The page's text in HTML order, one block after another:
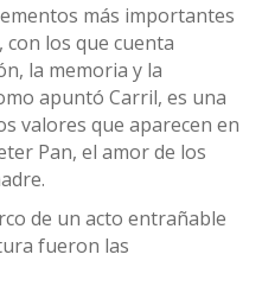
más importantes
, con los que cuenta
la memoria y la
apuntó Carril, es una
valores que aparecen en
Pan, el amor de los
de un acto entrañable
fueron las